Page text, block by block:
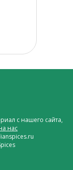
с нашего сайта,
нас